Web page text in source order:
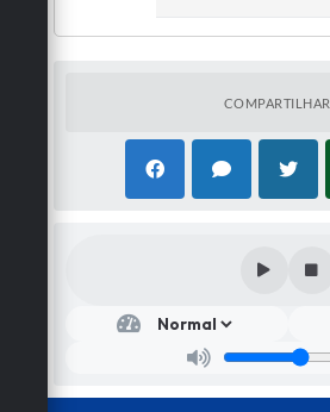
COMPARTILHAR